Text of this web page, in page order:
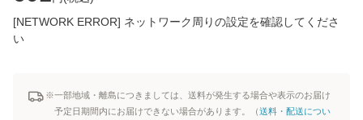
[NETWORK ERROR] ネットワーク周りの設定を確認してくださ
い
※一部地域・離島につきましては、送料が発生する場合や表示のお届け
予定日期間内にお届けできない場合があります。（送料・配送につい